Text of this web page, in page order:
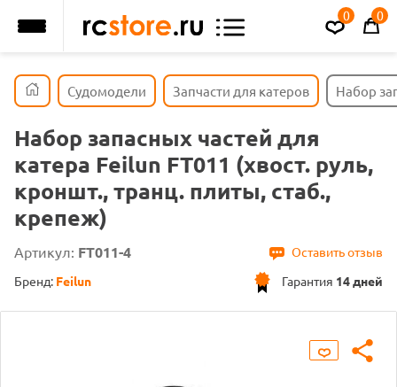
0 0
Судомодели Запчасти для катеров Набор
Набор запасных частей для
катера Feilun FT011 (хвост. руль,
кроншт., транц. плиты, стаб.,
крепеж)
Артикул: FT011-4
Оставить отзыв
Гарантия 14 дней
Бренд: Feilun